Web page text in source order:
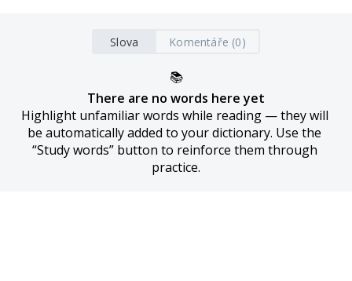
Slova Komentáře (0)
📚
There are no words here yet
Highlight unfamiliar words while reading — they will
be automatically added to your dictionary. Use the
“Study words” button to reinforce them through
practice.